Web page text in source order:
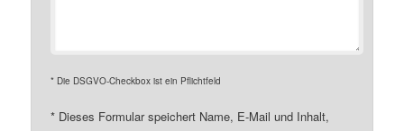
* Die DSGVO-Checkbox ist ein Pflichtfeld
* Dieses Formular speichert Name, E-Mail und Inhalt,